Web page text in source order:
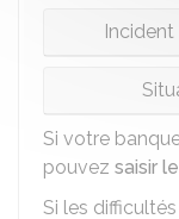
Si votre
pouvez saisir
Si les